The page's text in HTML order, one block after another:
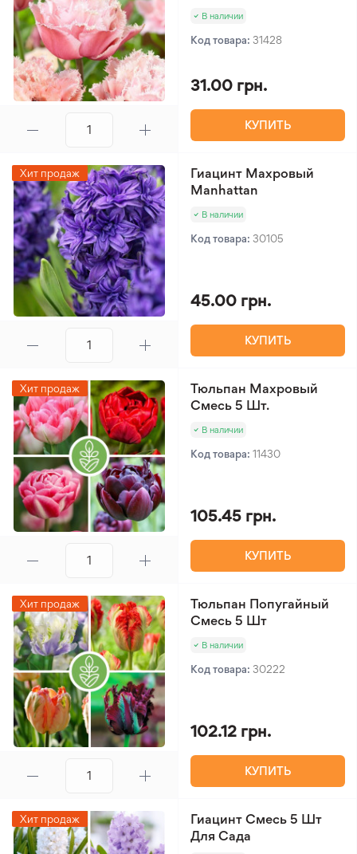
В наличии
Код товара: 31428
31.00 грн.
КУПИТЬ
Хит продаж
Гиацинт Махровый
Manhattan
В наличии
Код товара: 30105
45.00 грн.
КУПИТЬ
Хит продаж
Тюльпан Махровый
Смесь 5 Шт.
В наличии
Код товара: 11430
105.45 грн.
КУПИТЬ
Хит продаж
Тюльпан Попугайный
Смесь 5 Шт
В наличии
Код товара: 30222
102.12 грн.
КУПИТЬ
Хит продаж
Гиацинт Смесь 5 Шт
Для Сада